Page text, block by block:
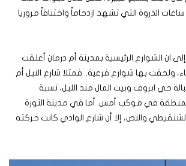
الذروة التي تشهد ازدحاماً واختناقاً مروريا
ان الشوارع الرئيسية بمدينة أم درمان أغلقت
ولحقت بها شوارع فرعية.. فمثلا شارع النيل أم
حي ابروف وبيت المال منذ الليل، نسبة
المنطقة في موكب أمس. أما في مدينة الثورة
والنص، إلا أن شارع الوادي كانت حركته